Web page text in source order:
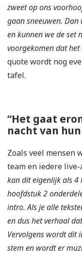
zweet op ons
gaan sneeuwen.
en kunnen we de set
voorgekomen dat het
quote wordt nog
tafel.
“Het gaat
nacht van
Zoals veel mensen
team en iedere
kan dit eigenlijk als 4
hoofdstuk 2
intro. Als je alle
en dus het verhaal
Vervolgens wordt dit
stem en wordt er